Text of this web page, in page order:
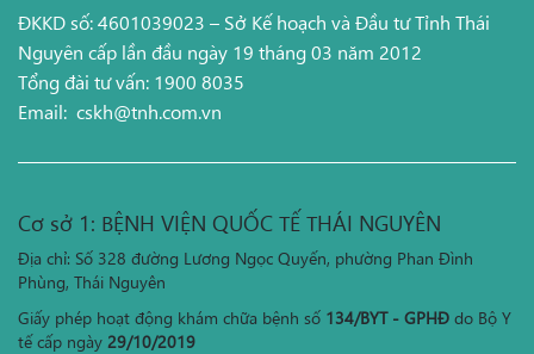
ĐKKD số: 4601039023 – Sở Kế hoạch và Đầu tư Tỉnh Thái
Nguyên cấp lần đầu ngày 19 tháng 03 năm 2012
Tổng đài tư vấn: 1900 8035
Email: cskh@tnh.com.vn
Cơ sở 1: BỆNH VIỆN QUỐC TẾ THÁI NGUYÊN
Địa chỉ: Số 328 đường Lương Ngọc Quyến, phường Phan Đình
Phùng, Thái Nguyên
Giấy phép hoạt động khám chữa bệnh số 134/BYT - GPHĐ do Bộ Y
tế cấp ngày 29/10/2019